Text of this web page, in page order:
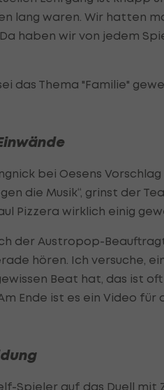
lang waren. Wir hatten
Da haben wir von jedem
das Thema "Familie"
bei Oesens
die Musik“, grinst der
Pizzera wirklich einig
der Austropop-
hören. Ich versuche,
Beat hat, das ist
Ende ist es ein Video für
Spieler auf das Duell mit